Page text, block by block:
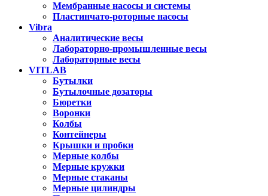
Мембранные насосы и системы
Пластинчато-роторные насосы
Vibra
Аналитические весы
Лабораторно-промышленные весы
Лабораторные весы
VITLAB
Бутылки
Бутылочные дозаторы
Бюретки
Воронки
Колбы
Контейнеры
Крышки и пробки
Мерные колбы
Мерные кружки
Мерные стаканы
Мерные цилиндры